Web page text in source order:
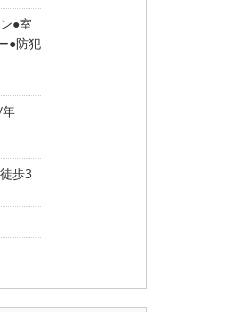
室
防犯
歩3